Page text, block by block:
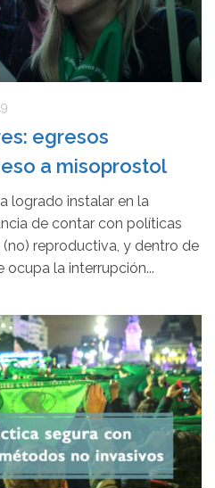
egresos
a misoprostol
logrado instalar en la
de contar con políticas
reproductiva, y dentro de
ocupa la interrupción...